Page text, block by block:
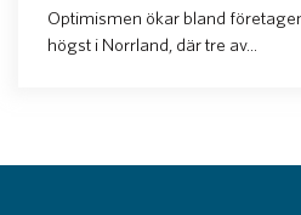
Optimismen ökar bland
högst i Norrland, där tre av...